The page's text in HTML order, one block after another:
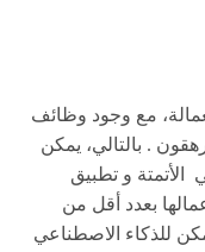
مع وجود وظائف
. بالتالي، يمكن
الأتمتة و تطبيق
بعدد أقل من
للذكاء الاصطناعي